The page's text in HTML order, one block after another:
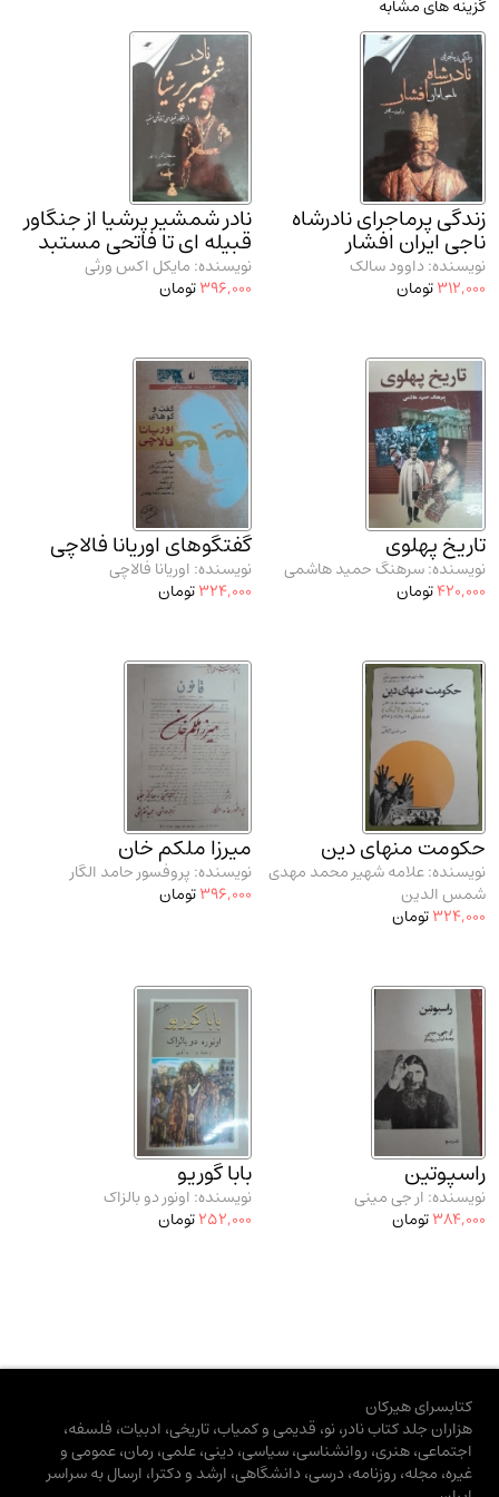
مدرسان شریف و انتشارت ارشد کتاب‌های..
دانشگاه پیامـ نور
گزینه های مشابه
زندگی پرماجرای نادرشاه
ناجی ایران افشار
نویسنده: داوود سالک
312,000تومان
نادر شمشیر پرشیا از جنگاور
قبیله ای تا فاتحی مستبد
نویسنده: مایکل اکس ورثی
396,000تومان
تاریخ پهلوی
نویسنده: سرهنگ حمید هاشمی
420,000تومان
گفتگوهای اوریانا فالاچی
نویسنده: اوریانا فالاچی
324,000تومان
حکومت منهای دین
نویسنده: علامه شهیر محمد مهدی
شمس الدین
324,000تومان
میرزا ملکم خان
نویسنده: پروفسور حامد الگار
396,000تومان
راسپوتین
نویسنده: ار جی مینی
384,000تومان
بابا گوریو
نویسنده: اونور دو بالزاک
252,000تومان
کتابسرای هیرکان
هزاران جلد کتاب نادر، نو، قدیمی و کمیاب، تاریخی، ادبیات، فلسفه،
اجتماعی، هنری، روانشناسی، سیاسی، دینی، علمی، رمان، عمومی و
غیره، مجله، روزنامه، درسی، دانشگاهی، ارشد و دکترا، ارسال به سراسر